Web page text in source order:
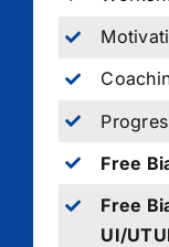
Free
Free
UI/